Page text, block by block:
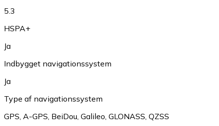
5.3
HSPA+
Ja
Indbygget navigationssystem
Ja
Type af navigationssystem
GPS, A-GPS, BeiDou, Galileo, GLONASS, QZSS